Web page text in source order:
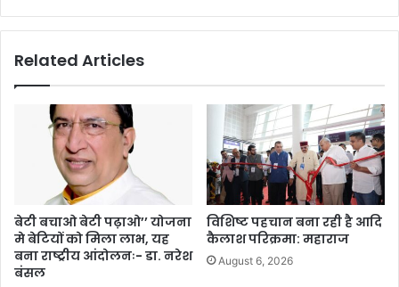
Related Articles
बेटी बचाओ बेटी पढ़ाओ’’ योजना
मे बेटियों को मिला लाभ, यह
बना राष्ट्रीय आंदोलनः- डा. नरेश
बंसल
विशिष्ट पहचान बना रही है आदि
कैलाश परिक्रमा: महाराज
August 6, 2026